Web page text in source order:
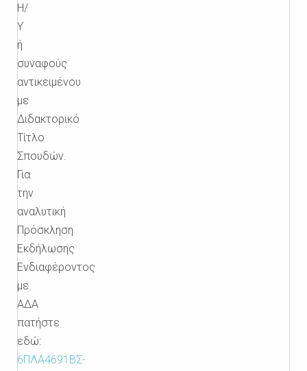
Η/
Υ
ή
συναφούς
αντικειμένου
με
Διδακτορικό
Τίτλο
Σπουδών.
Για
την
αναλυτική
Πρόσκληση
Εκδήλωσης
Ενδιαφέροντος
με
ΑΔΑ
πατήστε
εδώ:
6ΠΛΑ4691ΒΣ-